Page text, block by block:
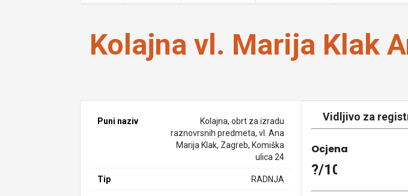
Kolajna vl. Marija Klak Ana
Kolajna vl. Marija Klak
Puni naziv
Kolajna, obrt za izradu
raznovrsnih predmeta, vl. Ana
Marija Klak, Zagreb, Komiška
ulica 24
Tip RADNJA
Vidljivo za
Ocjena
?/10